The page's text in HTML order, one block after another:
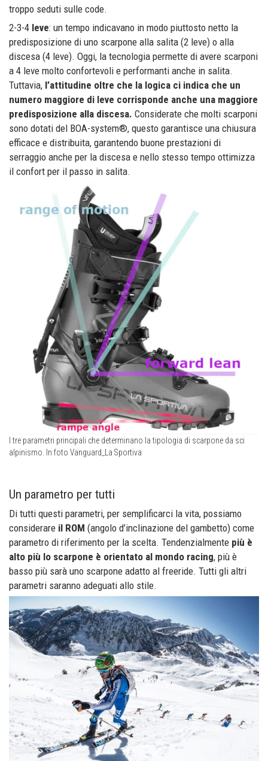
troppo seduti sulle code.
2-3-4 leve: un tempo indicavano in modo piuttosto netto la
predisposizione di uno scarpone alla salita (2 leve) o alla
discesa (4 leve). Oggi, la tecnologia permette di avere scarponi
a 4 leve molto confortevoli e performanti anche in salita.
Tuttavia, l’attitudine oltre che la logica ci indica che un
numero maggiore di leve corrisponde anche una maggiore
predisposizione alla discesa. Considerate che molti scarponi
sono dotati del BOA-system®, questo garantisce una chiusura
efficace e distribuita, garantendo buone prestazioni di
serraggio anche per la discesa e nello stesso tempo ottimizza
il confort per il passo in salita.
I tre parametri principali che determinano la tipologia di scarpone da sci
alpinismo. In foto Vanguard_La Sportiva
Un parametro per tutti
Di tutti questi parametri, per semplificarci la vita, possiamo
considerare il ROM (angolo d’inclinazione del gambetto) come
parametro di riferimento per la scelta. Tendenzialmente più è
alto più lo scarpone è orientato al mondo racing, più è
basso più sarà uno scarpone adatto al freeride. Tutti gli altri
parametri saranno adeguati allo stile.